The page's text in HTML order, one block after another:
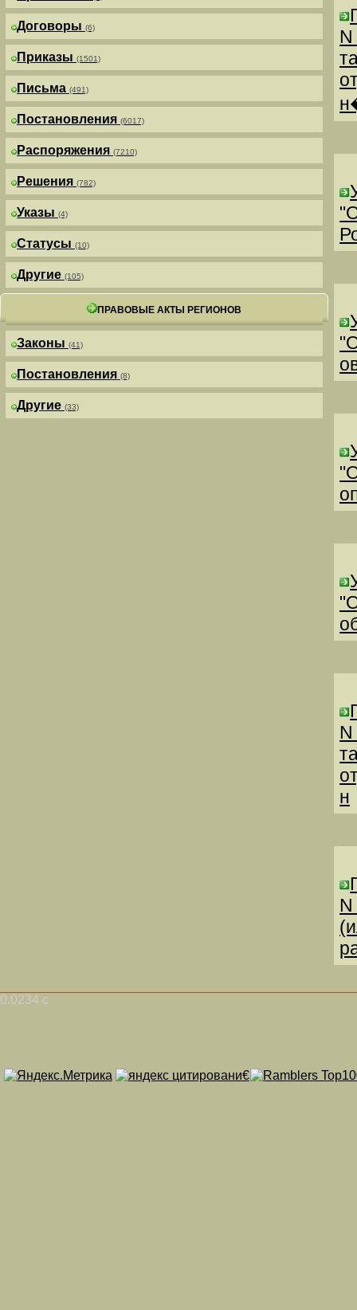
Договоры (6)
Приказы (1501)
Письма (491)
Постановления (6017)
Распоряжения (7210)
Решения (782)
Указы (4)
Статусы (10)
Другие (105)
ПРАВОВЫЕ АКТЫ РЕГИОНОВ
Законы (41)
Постановления (8)
Другие (33)
н
0.0234 с